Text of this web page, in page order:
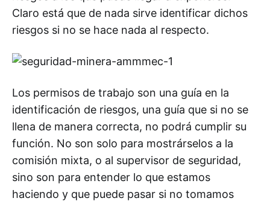
Claro está que de nada sirve identificar dichos
riesgos si no se hace nada al respecto.
Los permisos de trabajo son una guía en la
identificación de riesgos, una guía que si no se
llena de manera correcta, no podrá cumplir su
función. No son solo para mostrárselos a la
comisión mixta, o al supervisor de seguridad,
sino son para entender lo que estamos
haciendo y que puede pasar si no tomamos